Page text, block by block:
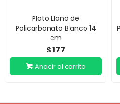
Plato Llano de
Policarbonato Blanco 14
cm
$177